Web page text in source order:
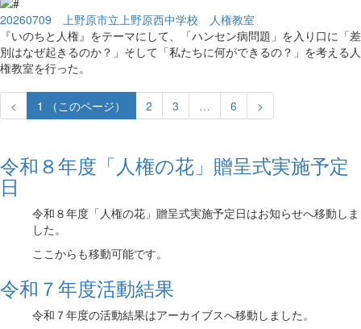
20260709 上野原市立上野原西中学校 人権教室
『いのちと人権』をテーマにして、「ハンセン病問題」を入り口に「差
別はなぜ起きるのか？」そして「私たちに何ができるの？」を考える人
権教室を行った。
< 1 （このページ） 2 3 … 6 >
令和８年度「人権の花」贈呈式実施予定
日
令和８年度「人権の花」贈呈式実施予定日はお知らせへ移動しま
した。
ここからも移動可能です。
令和７年度活動結果
令和７年度の活動結果はアーカイブスへ移動しました。